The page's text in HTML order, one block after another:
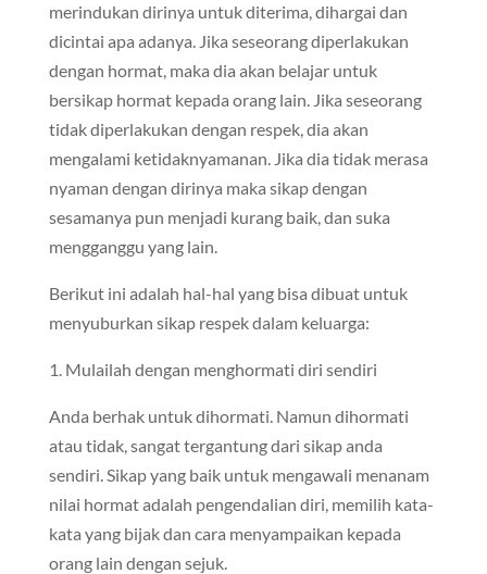
merindukan dirinya untuk diterima, dihargai dan
dicintai apa adanya. Jika seseorang diperlakukan
dengan hormat, maka dia akan belajar untuk
bersikap hormat kepada orang lain. Jika seseorang
tidak diperlakukan dengan respek, dia akan
mengalami ketidaknyamanan. Jika dia tidak merasa
nyaman dengan dirinya maka sikap dengan
sesamanya pun menjadi kurang baik, dan suka
mengganggu yang lain.
Berikut ini adalah hal-hal yang bisa dibuat untuk
menyuburkan sikap respek dalam keluarga:
1. Mulailah dengan menghormati diri sendiri
Anda berhak untuk dihormati. Namun dihormati
atau tidak, sangat tergantung dari sikap anda
sendiri. Sikap yang baik untuk mengawali menanam
nilai hormat adalah pengendalian diri, memilih kata-
kata yang bijak dan cara menyampaikan kepada
orang lain dengan sejuk.